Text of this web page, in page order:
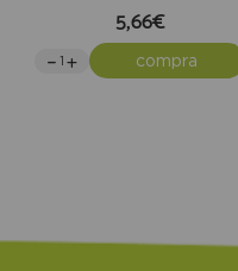
5,66€
compra